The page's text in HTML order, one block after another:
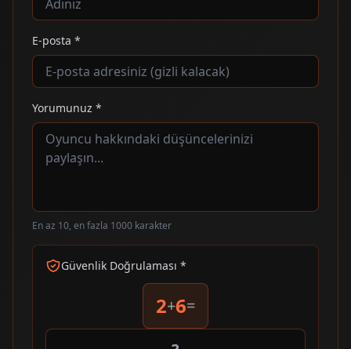
E-posta *
Yorumunuz *
En az 10, en fazla 1000 karakter
Güvenlik Doğrulaması *
2+6=